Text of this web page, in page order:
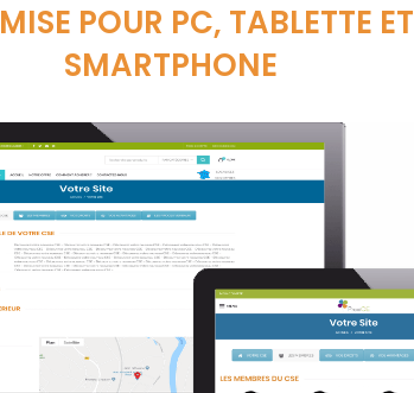
POUR PC, TABLETTE ET
SMARTPHONE